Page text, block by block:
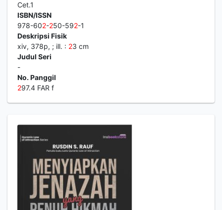
Cet.1
ISBN/ISSN
978-602-250-592-1
Deskripsi Fisik
xiv, 378p, ; ill. : 23 cm
Judul Seri
-
No. Panggil
297.4 FAR f